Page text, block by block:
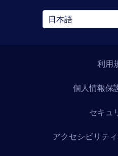
利用
個人情報保
セキュ
アクセシビリテ